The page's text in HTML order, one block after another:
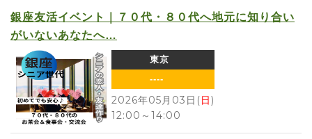
銀座友活イベント｜７０代・８０代へ地元に知り合い
がいないあなたへ…
東京
----
2026年05月03日(日)
12:00 ～ 14:00